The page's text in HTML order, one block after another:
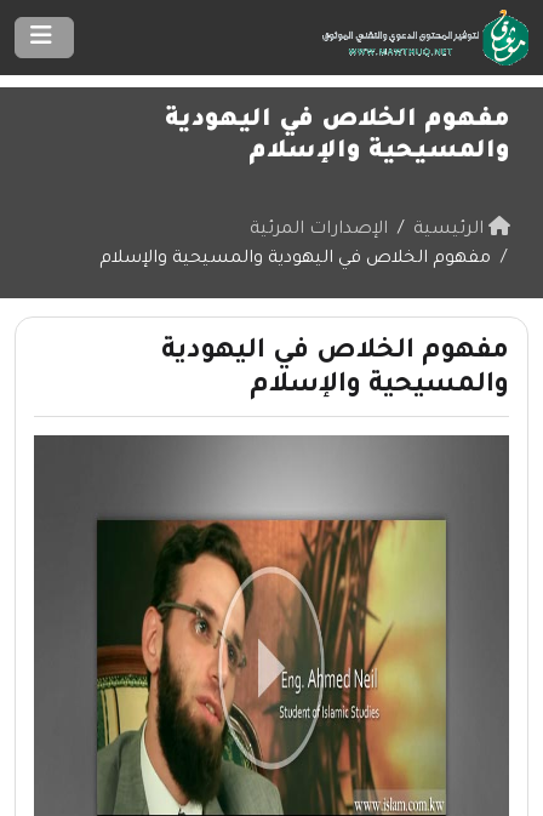
مفهوم الخلاص في اليهودية
والمسيحية والإسلام
الرئيسية
الإصدارات المرئية
مفهوم الخلاص في اليهودية والمسيحية والإسلام
مفهوم الخلاص في اليهودية
والمسيحية والإسلام